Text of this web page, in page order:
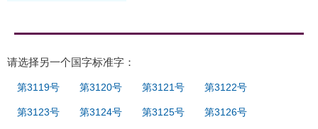
请选择另一个国字标准字：
第3119号 第3120号 第3121号 第3122号
第3123号 第3124号 第3125号 第3126号